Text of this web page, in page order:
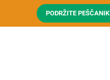
PODRŽITE PEŠČANIK